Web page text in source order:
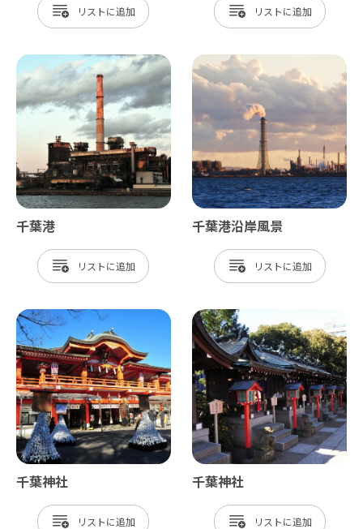
リスト リスト
千葉港
リスト
千葉港沿岸風景
リスト
千葉神社
リスト
千葉神社
リスト